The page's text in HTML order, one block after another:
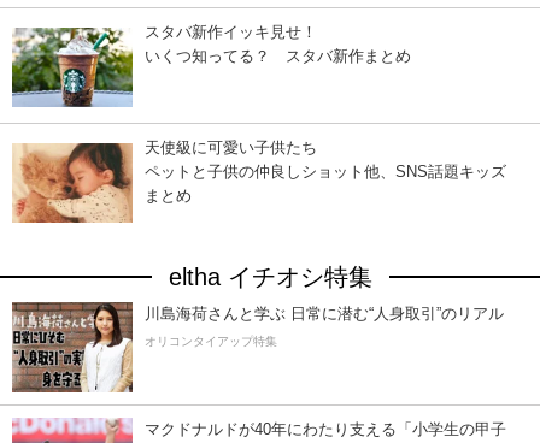
スタバ新作イッキ見せ！
いくつ知ってる？ スタバ新作まとめ
天使級に可愛い子供たち
ペットと子供の仲良しショット他、SNS話題キッズ
まとめ
eltha イチオシ特集
川島海荷さんと学ぶ 日常に潜む“人身取引”のリアル
オリコンタイアップ特集
マクドナルドが40年にわたり支える「小学生の甲子